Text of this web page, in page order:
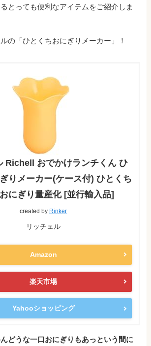
とっても便利なアイテムをご紹介しま
の「ひとくちおにぎりメーカー」！
Richell おでかけランチくん ひ
りメーカー(ケース付) ひとくち
にぎり量産化 [並行輸入品]
created by Rinker
リッチェル
Amazon
楽天市場
Yahooショッピング
どうな一口おにぎりもあっという間に